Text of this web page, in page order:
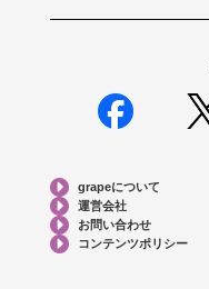
grapeについて
運営会社
お問い合わせ
コンテンツポリシー